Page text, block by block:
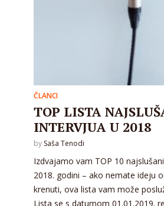
ČLANCI
TOP LISTA
INTERVJUA U 2018
by Saša Tenodi
Izdvajamo vam TOP 10
2018. godini – ako nemate ideju
krenuti, ova lista vam može
Lista se s datumom 01.01.2019.